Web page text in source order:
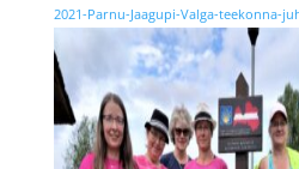
2021-Parnu-Jaagupi-Valga-teekonna-